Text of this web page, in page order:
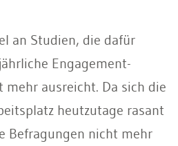
an Studien, die dafür
Engagement-
ausreicht. Da sich die
heutzutage rasant
Befragungen nicht mehr